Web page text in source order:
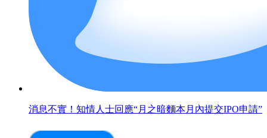
消息不實！知情人士回應“月之暗麵本月內提交IPO申請”